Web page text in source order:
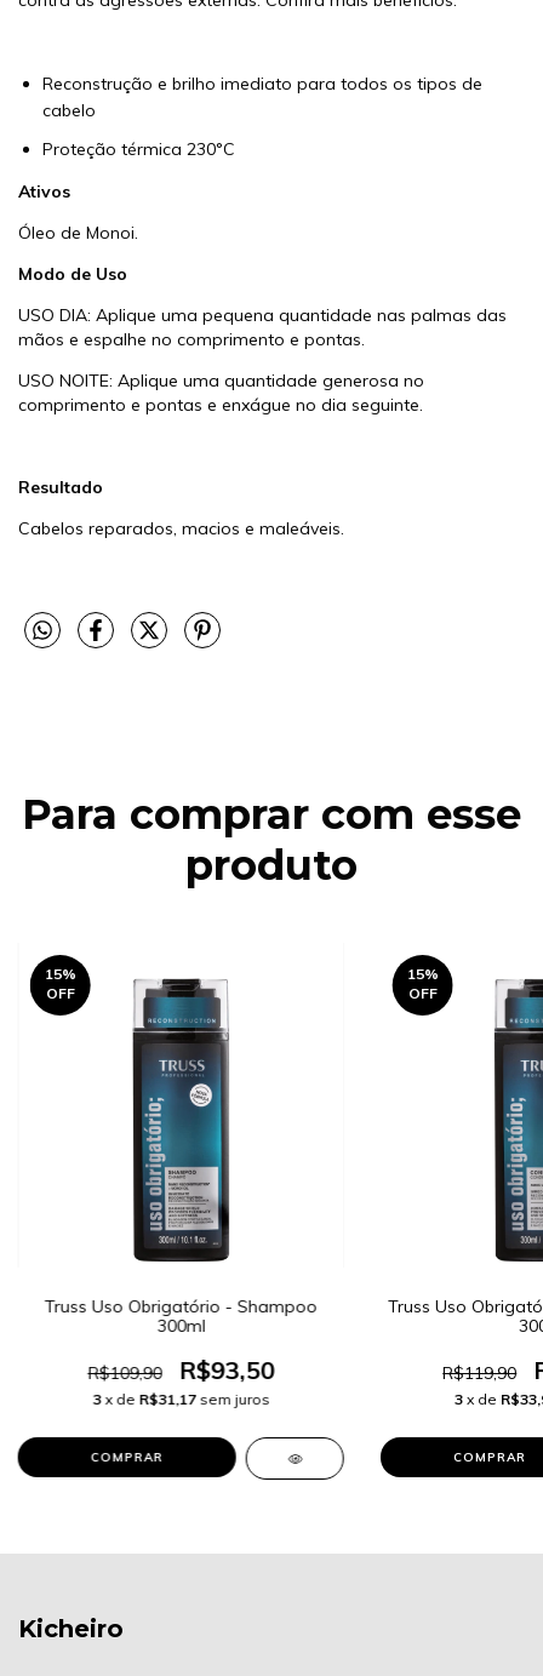
Reconstrução e brilho imediato para todos os tipos de
cabelo
Proteção térmica 230°C
Ativos
Óleo de Monoi.
Modo de Uso
USO DIA: Aplique uma pequena quantidade nas palmas das
mãos e espalhe no comprimento e pontas.
USO NOITE: Aplique uma quantidade generosa no
comprimento e pontas e enxágue no dia seguinte.
Resultado
Cabelos reparados, macios e maleáveis.
Para comprar com esse
produto
15%
OFF
Truss Uso Obrigatório - Shampoo
300ml
R$109,90 R$93,50
3 x de R$31,17 sem juros
15%
OFF
Truss Uso
R$119,90
3 x de
Kicheiro